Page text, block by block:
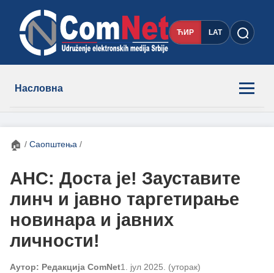
ЋИР LAT
Насловна
Новости
О нама
Контакт
🏠 / Саопштења /
АНС: Доста је! Зауставите
линч и јавно таргетирање
новинара и јавних
личности!
Аутор: Редакција ComNet1. јул 2025. (уторак)